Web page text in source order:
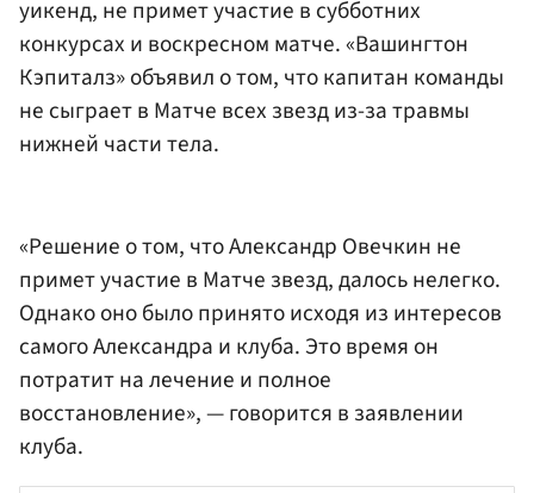
уикенд, не примет участие в субботних
конкурсах и воскресном матче. «Вашингтон
Кэпиталз» объявил о том, что капитан команды
не сыграет в Матче всех звезд из-за травмы
нижней части тела.
«Решение о том, что Александр Овечкин не
примет участие в Матче звезд, далось нелегко.
Однако оно было принято исходя из интересов
самого Александра и клуба. Это время он
потратит на лечение и полное
восстановление», — говорится в заявлении
клуба.